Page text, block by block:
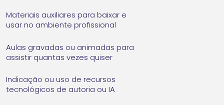
Materiais auxiliares para baixar e
usar no ambiente profissional
Aulas gravadas ou animadas para
assistir quantas vezes quiser
Indicação ou uso de recursos
tecnológicos de autoria ou IA